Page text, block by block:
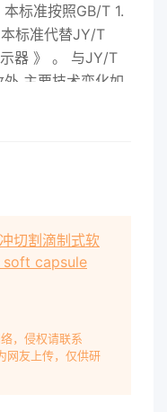
准按照GB/T 1.
标准代替JY/T
器 》 。 与JY/T
主要技术变化如
高喷嘴1见4.2.3.
透光率1见4.3),
切割滴制式软
soft capsule
，侵权请联系
网友上传，仅供研